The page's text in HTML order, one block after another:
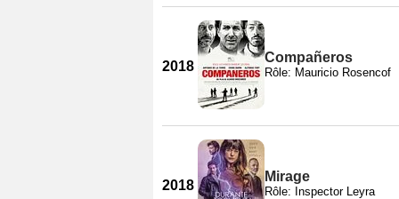
2018
Compañeros
Rôle: Mauricio Rosencof
2018
Mirage
Rôle: Inspector Leyra